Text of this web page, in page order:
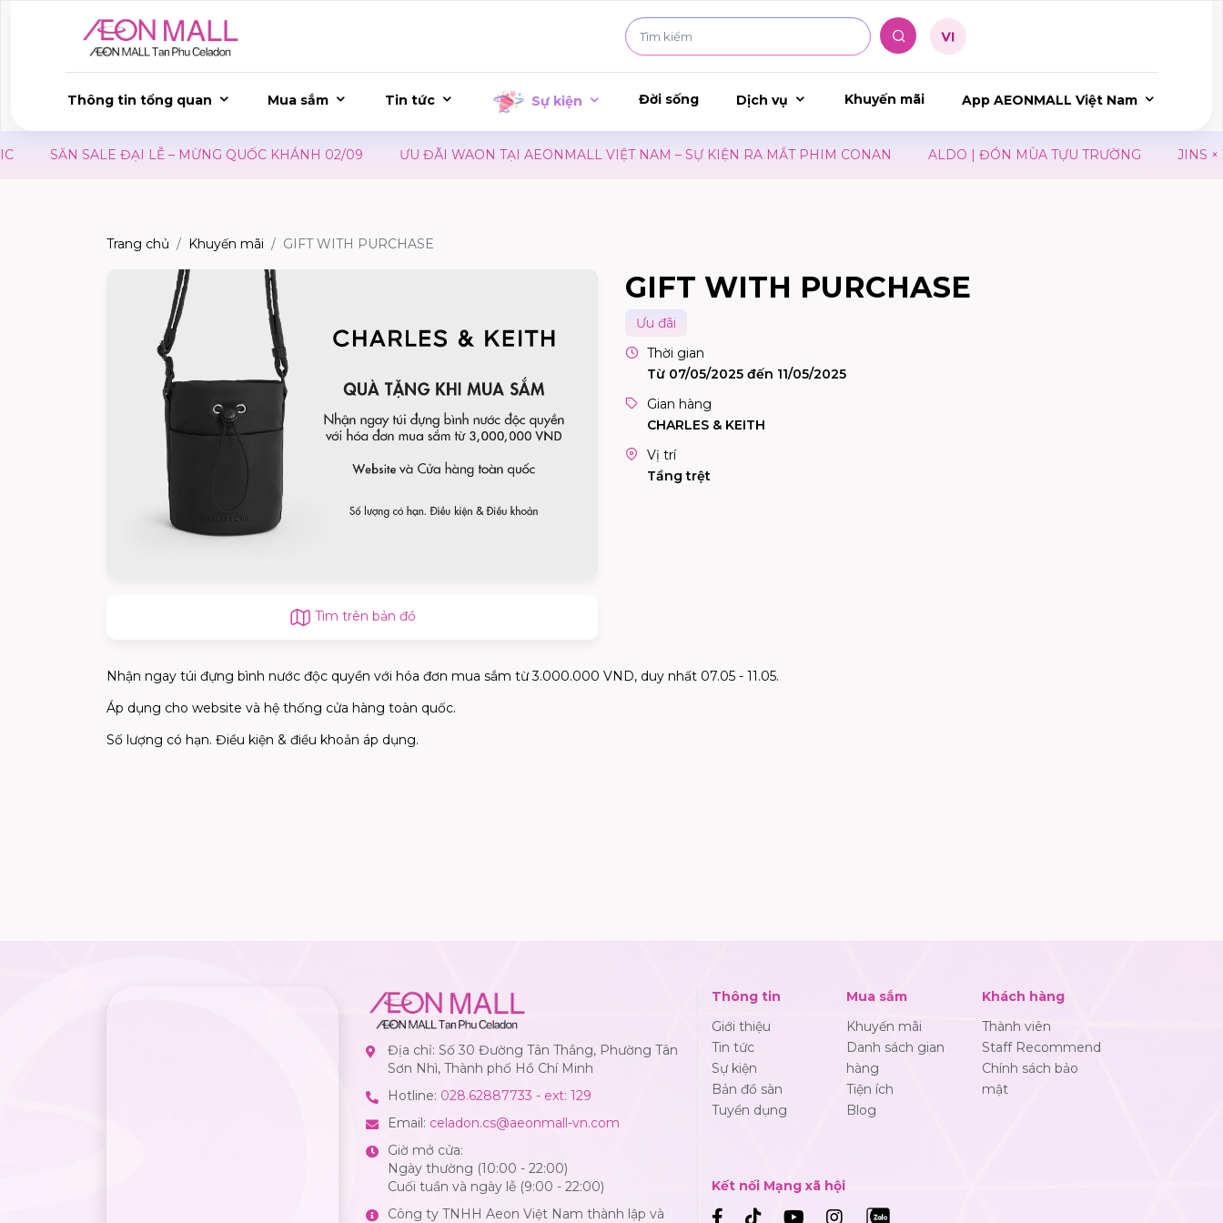
Thông tin tổng quan Mua sắm Tin tức Sự kiện Đời sống Dịch vụ Khuyến mãi App AEONMALL Việt Nam
SĂN SALE ĐẠI LỄ – MỪNG QUỐC KHÁNH 02/09 ƯU ĐÃI WAON TẠI AEONMALL VIỆT NAM – SỰ KIỆN RA MẮT PHIM CONAN ALDO | ĐÓN MÙA TỰU TRƯỜNG JINS ×
Trang chủ Khuyến mãi GIFT WITH PURCHASE
Tìm trên bản đồ
GIFT WITH PURCHASE
Ưu đãi
Thời gian
Từ 07/05/2025 đến 11/05/2025
Gian hàng
CHARLES & KEITH
Vị trí
Tầng trệt
Nhận ngay túi đựng bình nước độc quyền với hóa đơn mua sắm từ 3.000.000 VND, duy nhất 07.05 - 11.05.
Áp dụng cho website và hệ thống cửa hàng toàn quốc.
Số lượng có hạn. Điều kiện & điều khoản áp dụng.
Địa chỉ: Số 30 Đường Tân Thắng, Phường Tân
Sơn Nhì, Thành phố Hồ Chí Minh
Hotline: 028.62887733 - ext: 129
Email: celadon.cs@aeonmall-vn.com
Giờ mở cửa:
Ngày thường (10:00 - 22:00)
Cuối tuần và ngày lễ (9:00 - 22:00)
Công ty TNHH Aeon Việt Nam thành lập và
Thông tin
Giới thiệu
Tin tức
Sự kiện
Bản đồ sàn
Tuyển dụng
Mua sắm
Khuyến mãi
Danh sách gian
hàng
Tiện ích
Blog
Khách hàng
Thành viên
Staff Recommend
Chính sách bảo
mật
Kết nối Mạng xã hội